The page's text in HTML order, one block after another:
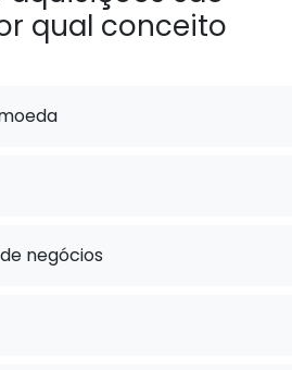
qual conceito
negócios